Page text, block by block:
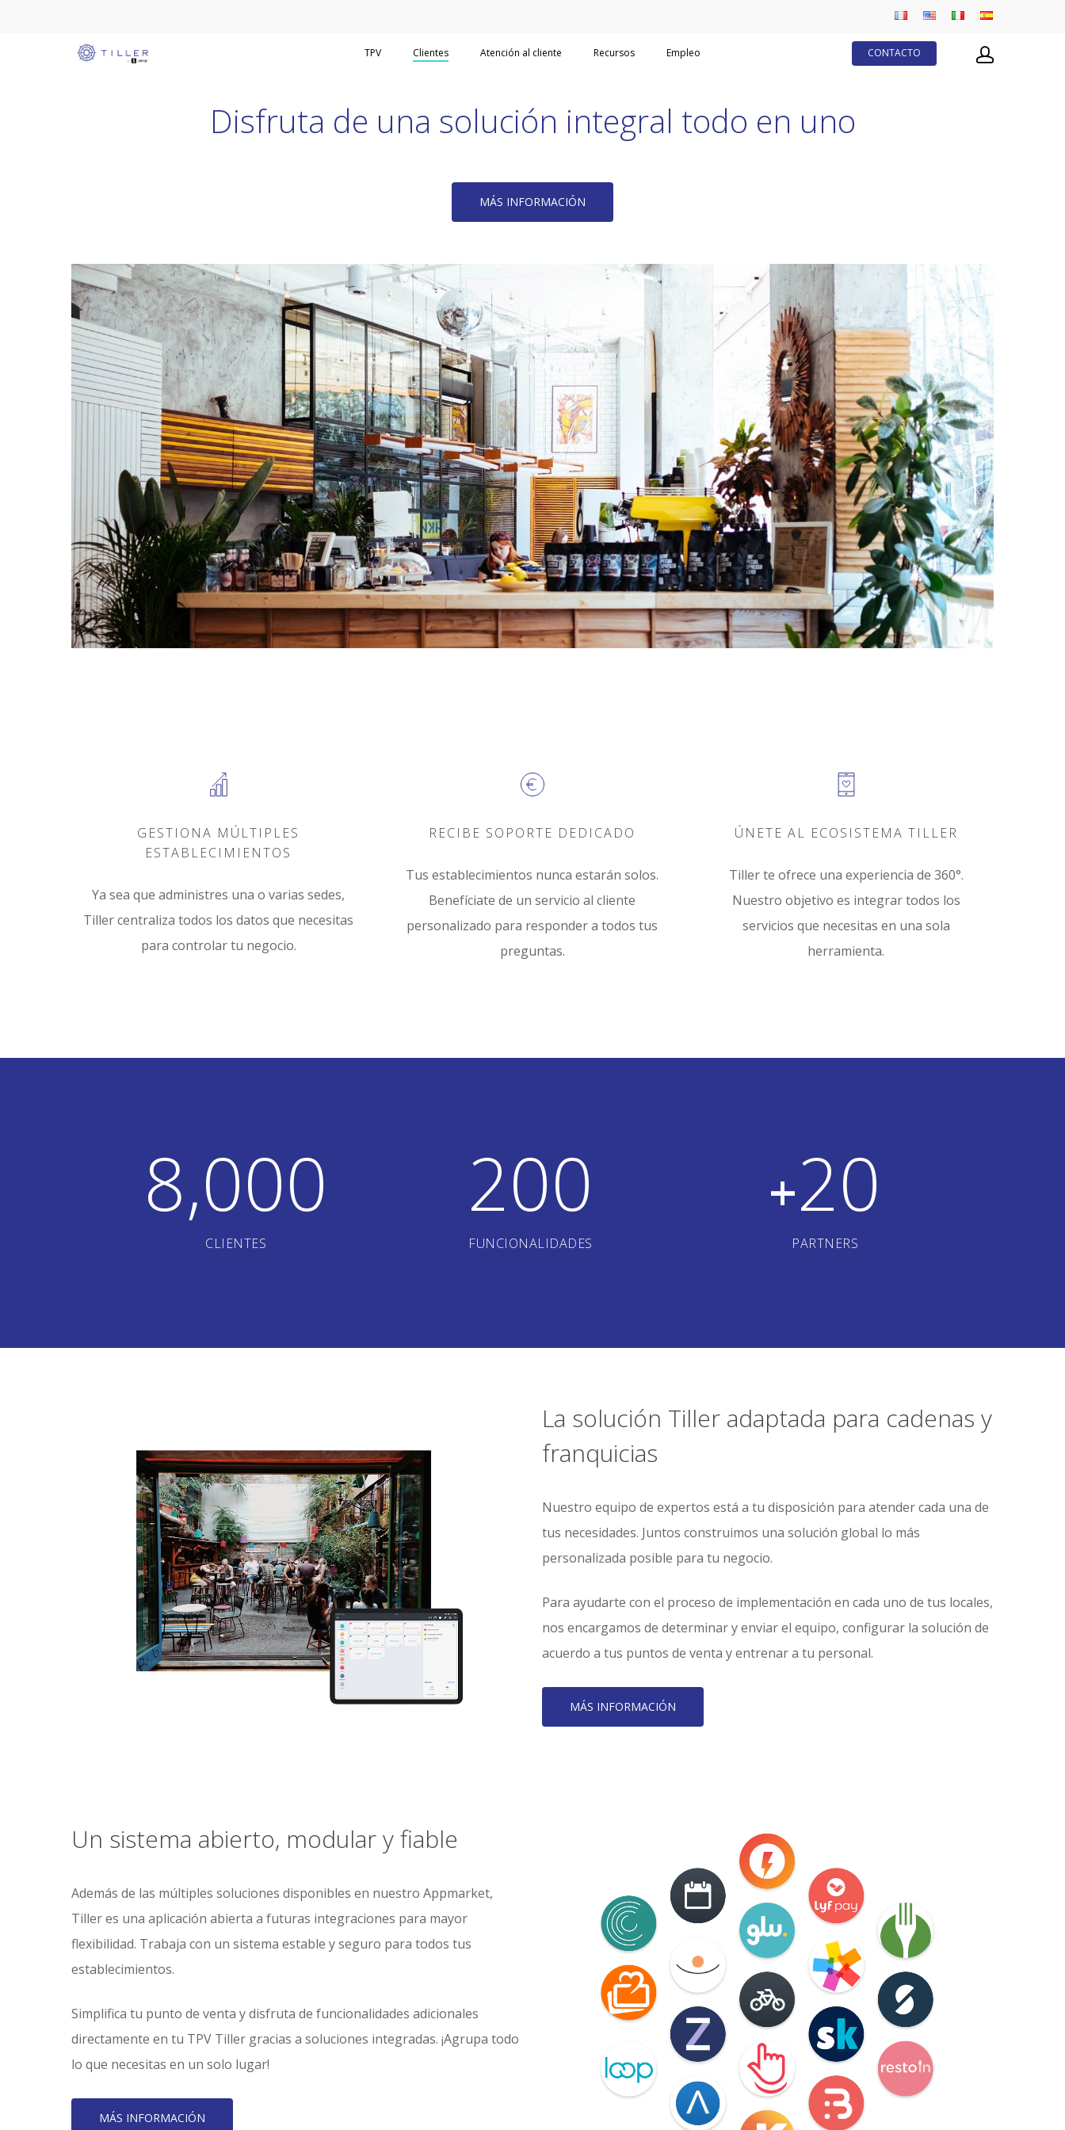
TPV Clientes Atención al cliente Recursos Empleo CONTACTO
Disfruta de una solución integral todo en uno
MÁS INFORMACIÓN
GESTIONA MÚLTIPLES
ESTABLECIMIENTOS
Ya sea que administres una o varias sedes,
Tiller centraliza todos los datos que necesitas
para controlar tu negocio.
RECIBE SOPORTE DEDICADO
Tus establecimientos nunca estarán solos.
Benefíciate de un servicio al cliente
personalizado para responder a todos tus
preguntas.
ÚNETE AL ECOSISTEMA TILLER
Tiller te ofrece una experiencia de 360°.
Nuestro objetivo es integrar todos los
servicios que necesitas en una sola
herramienta.
8,000
CLIENTES
200
FUNCIONALIDADES
+20
PARTNERS
La solución Tiller adaptada para cadenas y
franquicias
Nuestro equipo de expertos está a tu disposición para atender cada una de
tus necesidades. Juntos construimos una solución global lo más
personalizada posible para tu negocio.
Para ayudarte con el proceso de implementación en cada uno de tus locales,
nos encargamos de determinar y enviar el equipo, configurar la solución de
acuerdo a tus puntos de venta y entrenar a tu personal.
MÁS INFORMACIÓN
Un sistema abierto, modular y fiable
Además de las múltiples soluciones disponibles en nuestro Appmarket,
Tiller es una aplicación abierta a futuras integraciones para mayor
flexibilidad. Trabaja con un sistema estable y seguro para todos tus
establecimientos.
Simplifica tu punto de venta y disfruta de funcionalidades adicionales
directamente en tu TPV Tiller gracias a soluciones integradas. ¡Agrupa todo
lo que necesitas en un solo lugar!
MÁS INFORMACIÓN